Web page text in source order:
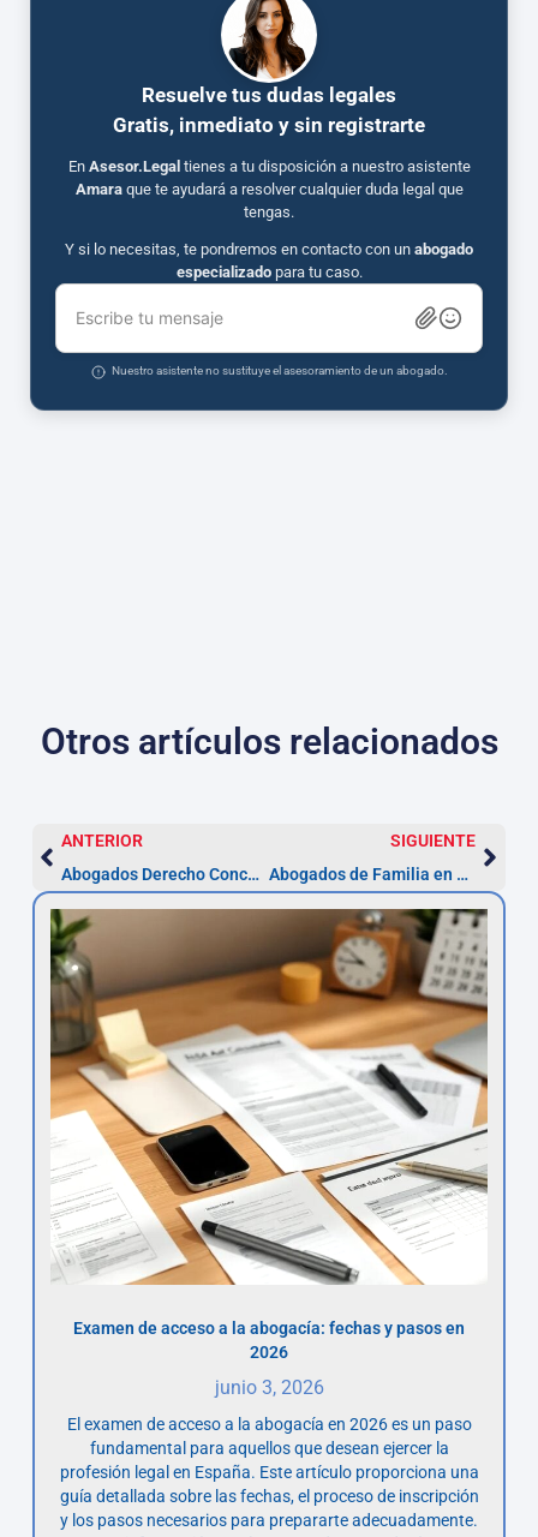
Resuelve tus dudas legales
Gratis, inmediato y sin registrarte
En Asesor.Legal tienes a tu disposición a nuestro asistente
Amaraque te ayudará a resolver cualquier duda legal que
tengas.
Y si lo necesitas, te pondremos en contacto con un abogado
especializadopara tu caso.
Escribe tu mensaje
Nuestro asistente no sustituye el asesoramiento de un abogado.
Otros artículos relacionados
ANTERIOR
Abogados Derecho Concursal en Dos Hermanas | Asesoramiento 2026
SIGUIENTE
Abogados de Familia en Dos Hermanas: proceso y plazos
Examen de acceso a la abogacía: fechas y pasos en
2026
junio 3, 2026
El examen de acceso a la abogacía en 2026 es un paso
fundamental para aquellos que desean ejercer la
profesión legal en España. Este artículo proporciona una
guía detallada sobre las fechas, el proceso de inscripción
y los pasos necesarios para prepararte adecuadamente.